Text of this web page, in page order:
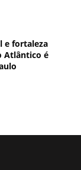
e fortaleza
Atlântico é